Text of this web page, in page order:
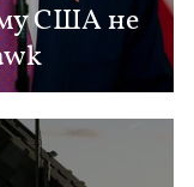
США не